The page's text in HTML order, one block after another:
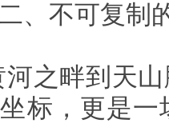
、不可复制
河之畔到天
标，更是